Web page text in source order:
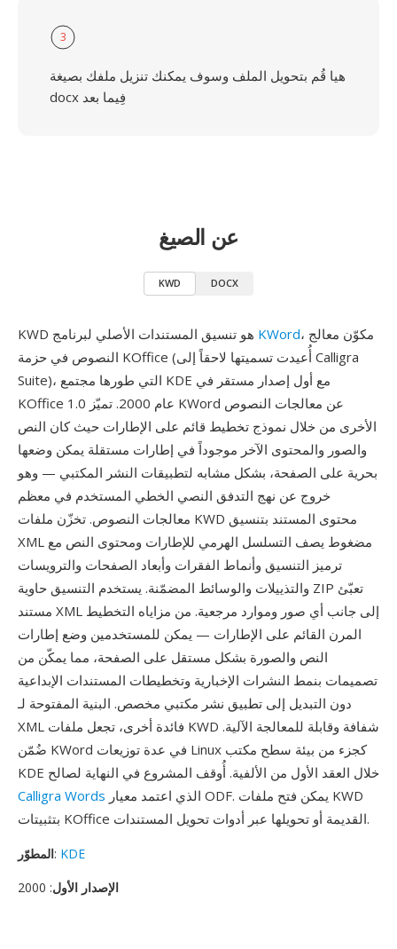
3
هيا قُم بتحويل الملف وسوف يمكنك تنزيل ملفك بصيغة
docx فِيما بعد
عن الصيغ
KWD DOCX
KWord، مكوّن معالج
النصوص في حزمة KOffice (أُعيدت تسميتها لاحقاً إلى Calligra
Suite)، التي طورها مجتمع KDE مع أول إصدار مستقر في
KOffice 1.0 عام 2000. تميّز KWord عن معالجات النصوص
الأخرى من خلال نموذج تخطيط قائم على الإطارات حيث كان النص
والصور والمحتوى الآخر موجوداً في إطارات مستقلة يمكن وضعها
بحرية على الصفحة، بشكل مشابه لتطبيقات النشر المكتبي — وهو
خروج عن نهج التدفق النصي الخطي المستخدم في معظم
معالجات النصوص. تخزّن ملفات KWD محتوى المستند بتنسيق
XML مضغوط يصف التسلسل الهرمي للإطارات ومحتوى النص مع
ترميز التنسيق وأنماط الفقرات وأبعاد الصفحات والترويسات
والتذييلات والوسائط المضمّنة. يستخدم التنسيق حاوية ZIP تعبّئ
مستند XML إلى جانب أي صور وموارد مرجعية. من مزاياه التخطيط
المرن القائم على الإطارات — يمكن للمستخدمين وضع إطارات
النص والصورة بشكل مستقل على الصفحة، مما يمكّن من
تصميمات بنمط النشرات الإخبارية وتخطيطات المستندات الإبداعية
دون التبديل إلى تطبيق نشر مكتبي مخصص. البنية المفتوحة لـ
XML فائدة أخرى، تجعل ملفات KWD شفافة وقابلة للمعالجة الآلية.
ضُمّن KWord في عدة توزيعات Linux كجزء من بيئة سطح مكتب
KDE خلال العقد الأول من الألفية. أُوقف المشروع في النهاية لصالح
Calligra Words
بتثبيتات KOffice القديمة أو تحويلها عبر أدوات تحويل المستندات.
المطوّر: KDE
الإصدار الأول: 2000